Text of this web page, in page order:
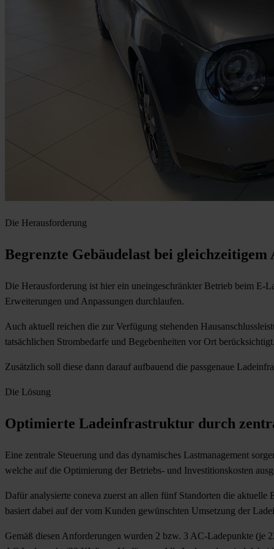
Die Herausforderung
Begrenzte Gebäudelast bei
Die Herausforderung ist hier ein uneingeschränkter Betrieb beim E-
Erweiterungen und Anpassungen durchlaufen.
Auch aktuell reichen die zur Verfügung stehenden
tatsächlichen Strombedarfe und Begebenheiten vor Ort berücksichtigt.
Zusätzlich soll diese dann darauf aufbauend die passgenaue
Die Lösung
Optimierte Ladeinfrastruktur durch
Eine zentrale Steuerung und das dynamisches Lastmanagement
welche auf die Optimierung der Betriebs- und Investitionskosten
Dafür analysierte coneva zuerst an allen fünf Standorten die
basiert dabei auf der vom Kunden gewünschten Umsetzung der
Gemäß diesen Anforderungen wurden 2 bzw. 3 AC-Ladepunkte